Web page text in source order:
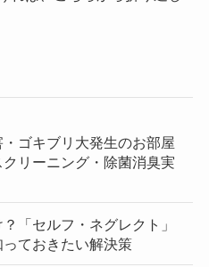
ゴキブリ大発生のお部屋
リーニング・除菌消臭実
「セルフ・ネグレクト」
ておきたい解決策